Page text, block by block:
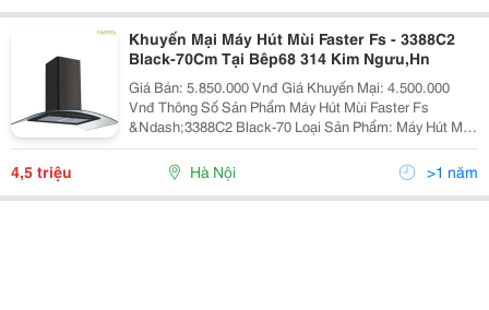
Khuyến Mại Máy Hút Mùi Faster Fs - 3388C2
Black-70Cm Tại Bêp68 314 Kim Ngưu,Hn
Giá Bán: 5.850.000 Vnđ Giá Khuyến Mại: 4.500.000
Vnđ Thông Số Sản Phẩm Máy Hút Mùi Faster Fs
&Ndash;3388C2 Black-70 Loại Sản Phẩm: Máy Hút Mùi
Tum Kính Mã Sản Phẩm: Fs &Ndash;3388C2
4,5 triệu Hà Nội >1 năm